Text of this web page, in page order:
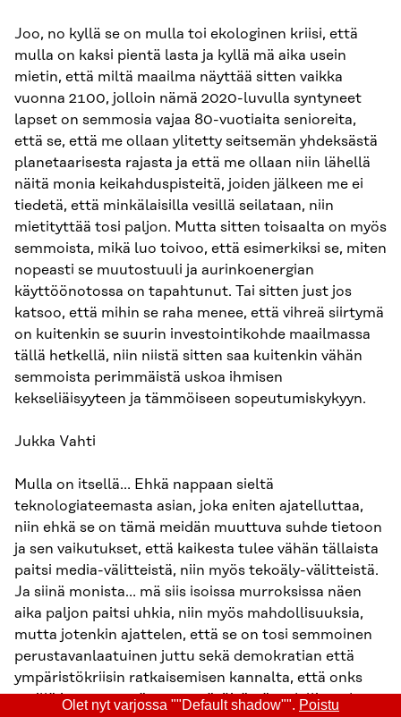
Joo, no kyllä se on mulla toi ekologinen kriisi, että
mulla on kaksi pientä lasta ja kyllä mä aika usein
mietin, että miltä maailma näyttää sitten vaikka
vuonna 2100, jolloin nämä 2020-luvulla syntyneet
lapset on semmosia vajaa 80-vuotiaita senioreita,
että se, että me ollaan ylitetty seitsemän yhdeksästä
planetaarisesta rajasta ja että me ollaan niin lähellä
näitä monia keikahduspisteitä, joiden jälkeen me ei
tiedetä, että minkälaisilla vesillä seilataan, niin
mietityttää tosi paljon. Mutta sitten toisaalta on myös
semmoista, mikä luo toivoo, että esimerkiksi se, miten
nopeasti se muutostuuli ja aurinkoenergian
käyttöönotossa on tapahtunut. Tai sitten just jos
katsoo, että mihin se raha menee, että vihreä siirtymä
on kuitenkin se suurin investointikohde maailmassa
tällä hetkellä, niin niistä sitten saa kuitenkin vähän
semmoista perimmäistä uskoa ihmisen
kekseliäisyyteen ja tämmöiseen sopeutumiskykyyn.
Jukka Vahti
Mulla on itsellä… Ehkä nappaan sieltä
teknologiateemasta asian, joka eniten ajatelluttaa,
niin ehkä se on tämä meidän muuttuva suhde tietoon
ja sen vaikutukset, että kaikesta tulee vähän tällaista
paitsi media-välitteistä, niin myös tekoäly-välitteistä.
Ja siinä monista… mä siis isoissa murroksissa näen
aika paljon paitsi uhkia, niin myös mahdollisuuksia,
mutta jotenkin ajattelen, että se on tosi semmoinen
perustavanlaatuinen juttu sekä demokratian että
ympäristökriisin ratkaisemisen kannalta, että onks
meillä jaettu ymmärrys ympäröivästä todellisuudesta
Olet nyt varjossa ""Default shadow"". Poistu